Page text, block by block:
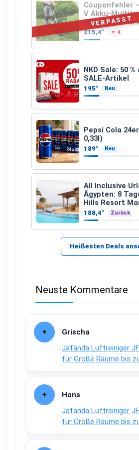
VERPASST
Couponfehler
V Akku-
20-Li A1 (ohne
Ladegerät)
215,4° ▼ 4
NKD Sale: 50
SALE-Artikel
195° Neu
Pepsi Cola
0,33l)
189° Neu
All Inclusive
Ägypten: 8
Hills Resort
Flüge ab 299 €
188,4° Zurück
Heißesten Deals
Neuste Kommentare
Grischa
Jafända Luftreiniger
für Große Räume bis
Hans
Jafända Luftreiniger
für Große Räume bis